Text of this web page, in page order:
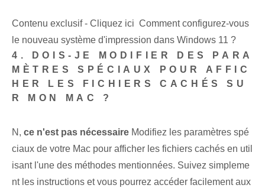
Contenu exclusif - Cliquez ici Comment configurez-vous
le nouveau système d'impression dans Windows 11 ?
4. DOIS-JE MODIFIER DES PARA
MÈTRES SPÉCIAUX POUR AFFIC
HER LES FICHIERS CACHÉS SU
R MON MAC ?
N, ce n'est pas nécessaire Modifiez les paramètres spé
ciaux de votre Mac pour afficher les fichiers cachés en util
isant l'une des méthodes mentionnées. Suivez simpleme
nt les instructions et vous pourrez accéder facilement aux